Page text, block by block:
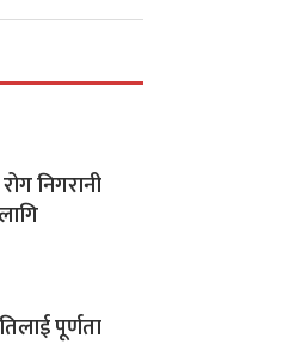
निगरानी
पूर्णता